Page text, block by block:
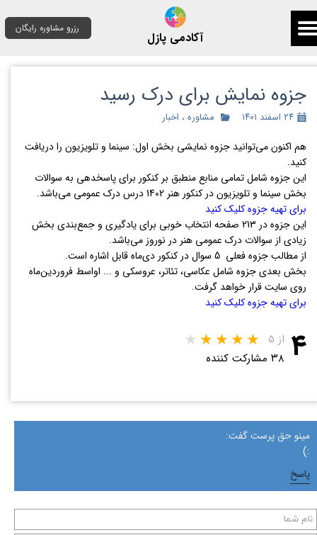
آکادمی پازل
رزرو مشاوره رایگان
جزوه نمایش برای درک رسید
۲۴ اسفند ۱۴۰۱ مشاوره ، اخبار
هم اکنون می‌توانید جزوه نمایشی بخش اول: سینما و تلویزیون را دریافت
کنید.
این جزوه شامل تمامی منابع منطبق بر کنکور برای پاسخدهی به سوالات
بخش سینما و تلویزیون در کنکور هنر 1402 درس درک عمومی می‌باشد.
برای تهیه جزوه کلیک کنید
این جزوه در 213 صفحه انتخاب خوبی برای یادگیری و جمع‌بندی بخش
زیادی از سوالات درک عمومی هنر در نوروز می‌باشد.
از مطالب جزوه فعلی 5 سوال در کنکور دی‌ماه قابل اشاره است.
بخش بعدی جزوه شامل عکاسی، تئاتر، عروسکی و ... اواسط فروردین‌ماه
روی سایت قرار خواهد گرفت.
برای تهیه جزوه کلیک کنید
۴ از ۵
★★
۳۸ مشارکت کننده
مینو حق پرست گفت:
:)
پاسخ